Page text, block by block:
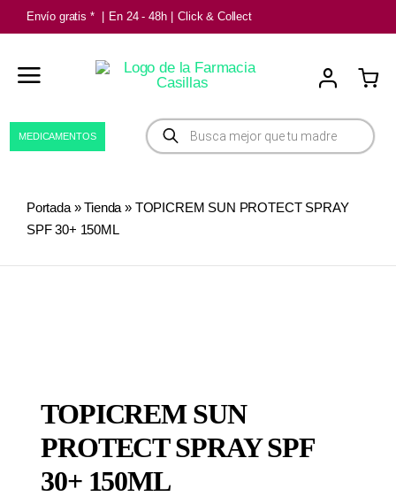
Saltar
al
contenido
Envío gratis * En 24 - 48h Click & Collect
Búsqueda
de
productos
MEDICAMENTOS
Portada»Tienda » TOPICREM SUN PROTECT SPRAY
SPF 30+ 150ML
TOPICREM SUN
PROTECT SPRAY SPF
30+ 150ML